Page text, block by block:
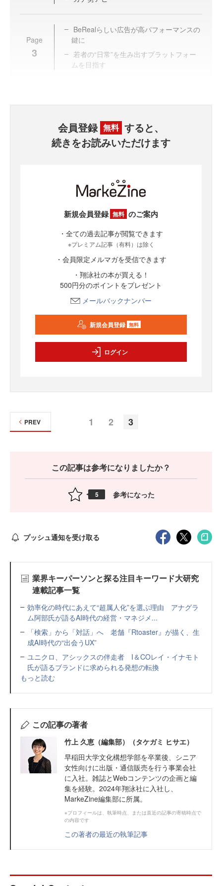
Page
3
BeRealらしい広告が高パフォーマンスの
鍵に
若者の“日常”を生み出すプラットフォー
ムを目指す
会員登録 無料 すると、
続きをお読みいただけます
新規会員登録 無料 のご案内
・全ての過去記事が閲覧できます
※プレミアム記事（有料）は除く
・会員限定メルマガを受信できます
・翔泳社の本が買える！
500円分のポイントをプレゼント
メールバックナンバー
新規会員登録 無料
ログイン
1 2 3
PREV
この記事は参考になりましたか？
5 参考になった
プッシュ通知を受け取る
業界キーパーソンと探る注目キーワード大研究
連載記事一覧
効率化の時代にあえて“超属人化”を選ぶ理由 アナグラ
ム阿部氏が語るAI時代の経営・マネジメ...
「検索」から「対話」へ 老舗『Rtoaster』が描く、生
成AI時代の“出会うUX”
ユニクロ、アシックスの伴走者 I＆COレイ・イナモト
氏が語るブランドに求められる発想の転換
もっと読む
この記事の著者
竹上 久恵（編集部）（タケガミ ヒサエ）
早稲田大学文化構想学部を卒業後、シニア
女性向けに出版・通信販売を行う事業会社
に入社。雑誌とWebコンテンツの企画と編
集を経験。2024年翔泳社に入社し、
MarkeZine編集部に所属。
※プロフィールは、執筆時点、または直近の記事の寄稿時点で
の内容です
この著者の最近の執筆記事